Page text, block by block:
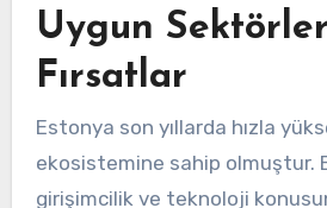
Uygun
Fırsatlar
Estonya son yıllarda hızla
ekosistemine sahip olmuştur.
girişimcilik ve teknoloji